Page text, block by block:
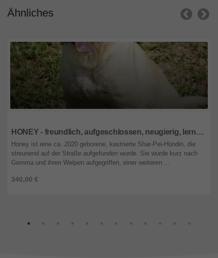
Ähnliches
HONEY - freundlich, aufgeschlossen, neugierig, lernwillig, menschenbezogen, verschmust, ausgeglichen, bewegungsfreudig
340,00 €
Honey ist eine ca. 2020 geborene, kastrierte Shar-Pei-Hündin, die
streunend auf der Straße aufgefunden wurde. Sie wurde kurz nach
Gemma und ihren Welpen aufgegriffen, einer weiteren ...